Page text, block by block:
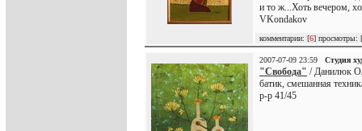
и то ж...Хоть вечером,
VKondakov
комментарии: [6] просмотры: [
2007-07-09 23:59 Студия
"Свобода" / Данилюк
батик, смешанная
р-р 41/45